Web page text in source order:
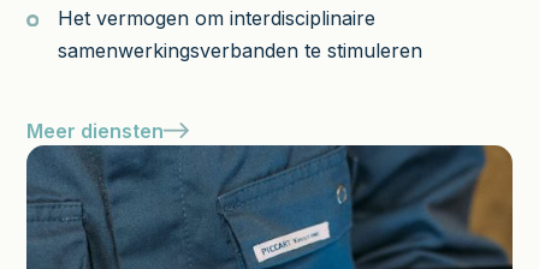
Het vermogen om interdisciplinaire
samenwerkingsverbanden te stimuleren
Meer diensten